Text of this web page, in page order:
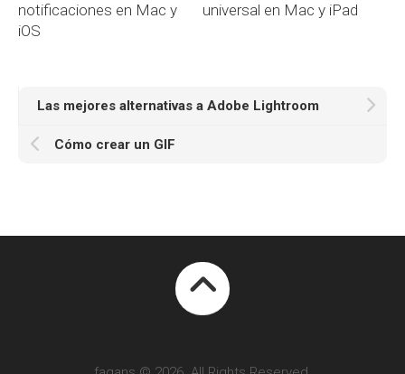
notificaciones en Mac y
iOS
universal en Mac y iPad
Las mejores alternativas a Adobe Lightroom
Cómo crear un GIF